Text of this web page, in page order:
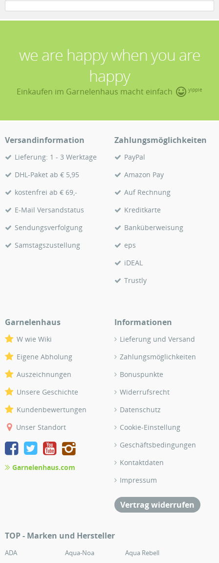
we are happy when you are
happy
Einkaufen im Garnelenhaus macht einfach yippie
Versandinformation
Lieferung: 1 - 3 Werktage
DHL-Paket ab € 5,95
kostenfrei ab € 69,-
E-Mail Versandstatus
Sendungsverfolgung
Samstagszustellung
Zahlungsmöglichkeiten
PayPal
Amazon Pay
Auf Rechnung
Kreditkarte
Banküberweisung
eps
iDEAL
Trustly
Garnelenhaus
W wie Wiki
Eigene Abholung
Auszeichnungen
Unsere Geschichte
Kundenbewertungen
Unser Standort
Garnelenhaus.com
Informationen
Lieferung und Versand
Zahlungsmöglichkeiten
Bonuspunkte
Widerrufsrecht
Datenschutz
Cookie-Einstellung
Geschäftsbedingungen
Kontaktdaten
Impressum
Vertrag widerrufen
TOP - Marken und Hersteller
ADA Aqua-Noa
Aqua Rebell